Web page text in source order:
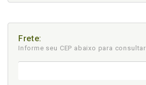
Frete:
Informe seu CEP abaixo para consultar